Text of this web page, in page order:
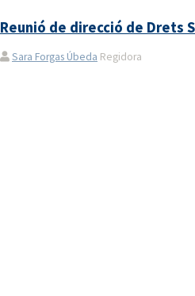
Reunió de direcció de Drets
Sara Forgas Úbeda Regidora